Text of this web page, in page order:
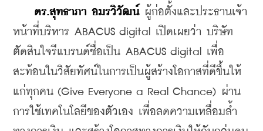
ดร.สุทธาภา อมรวิวัฒน์ ผู้ก่อตั้งและประธานเจ้า
หน้าที่บริหาร ABACUS digital เปิดเผยว่า บริษัท
ตัดสินใจรีแบรนด์ชื่อเป็น ABACUS digital เพื่อ
สะท้อนในวิสัยทัศน์ในการเป็นผู้สร้างโอกาสที่ดีขึ้นให้
แก่ทุกคน (Give Everyone a Real Chance) ผ่าน
การใช้เทคโนโลยีของตัวเอง เพื่อลดความเหลื่อมล้ำ